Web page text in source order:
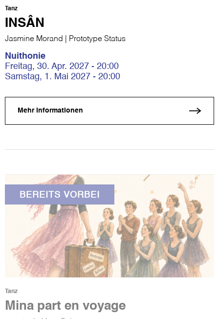
Tanz
INSÂN
Jasmine Morand | Prototype Status
Nuithonie
Freitag, 30. Apr. 2027 - 20:00
Samstag, 1. Mai 2027 - 20:00
Mehr Informationen
BEREITS VORBEI
Tanz
Mina part en voyage